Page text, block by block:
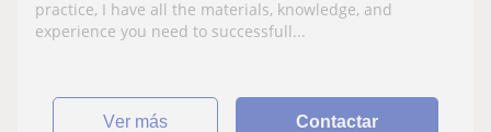
practice, I have all the materials, knowledge, and
experience you need to successfull...
ver más Contactar